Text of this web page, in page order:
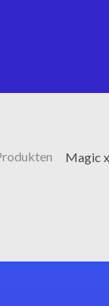
Magic